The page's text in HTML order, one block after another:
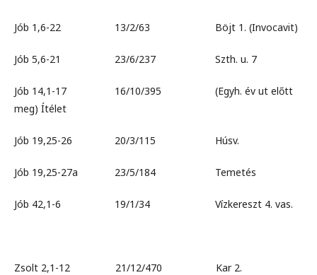
Jób 1,6-22 13/2/63 Böjt 1. (Invocavit)
Jób 5,6-21 23/6/237 Szth. u. 7
Jób 14,1-17 16/10/395 (Egyh. év ut előtt
meg) Ítélet
Jób 19,25-26 20/3/115 Húsv.
Jób 19,25-27a 23/5/184 Temetés
Jób 42,1-6 19/1/34 Vízkereszt 4. vas.
Zsolt 2,1-12 21/12/470 Kar 2.